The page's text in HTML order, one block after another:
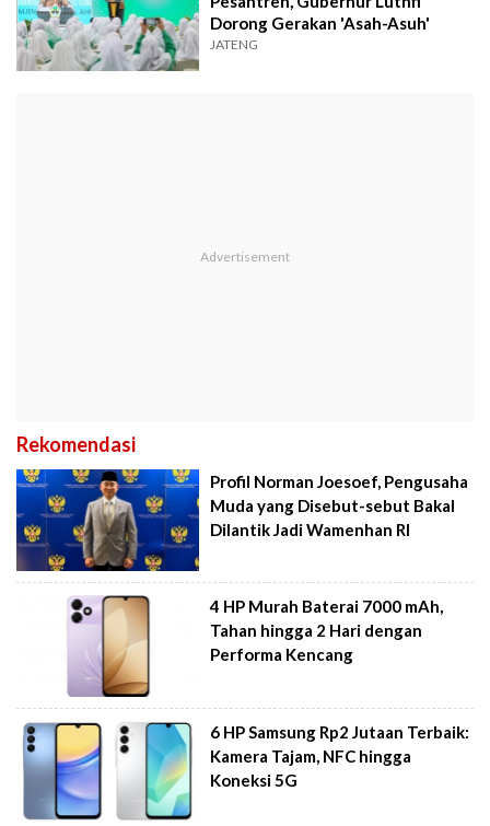
Dorong Gerakan 'Asah-Asuh'
JATENG
Rekomendasi
Profil Norman Joesoef, Pengusaha
Muda yang Disebut-sebut Bakal
Dilantik Jadi Wamenhan RI
4 HP Murah Baterai 7000 mAh,
Tahan hingga 2 Hari dengan
Performa Kencang
6 HP Samsung Rp2 Jutaan Terbaik:
Kamera Tajam, NFC hingga
Koneksi 5G